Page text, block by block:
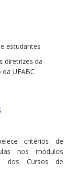
estudantes
diretrizes da
UFABC
critérios de
nos módulos
dos Cursos de